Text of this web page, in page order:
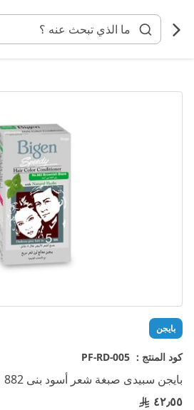
المحتوى
بايجن
كود المنتج : PF-RD-005
بايجن سبيدى صبغة شعر أسود بنى 882
٤٢٫٥٥
انتقل
تخطي
إلى
بداية
معرض
الصور